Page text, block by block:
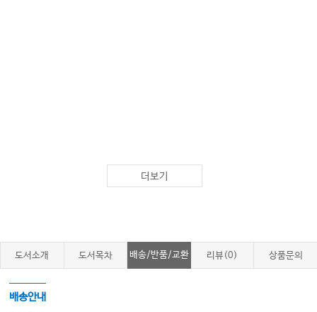
더보기
도서소개 도서목차 배송/반품/교환 리뷰(0) 상품문의
배송안내